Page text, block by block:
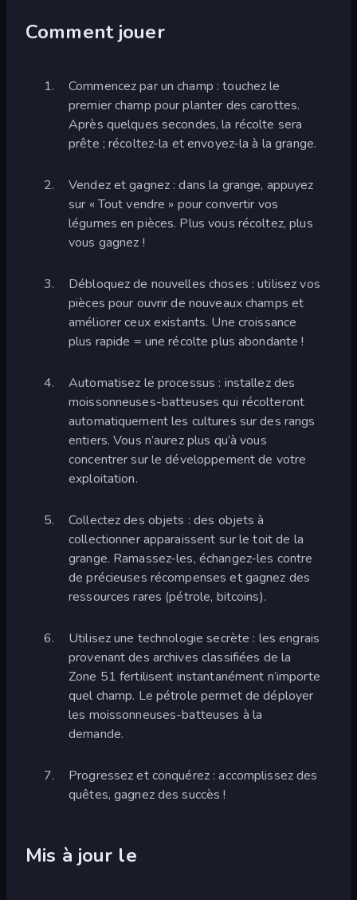
Comment jouer
Commencez par un champ : touchez le
premier champ pour planter des carottes.
Après quelques secondes, la récolte sera
prête ; récoltez-la et envoyez-la à la grange.
Vendez et gagnez : dans la grange, appuyez
sur « Tout vendre » pour convertir vos
légumes en pièces. Plus vous récoltez, plus
vous gagnez !
Débloquez de nouvelles choses : utilisez vos
pièces pour ouvrir de nouveaux champs et
améliorer ceux existants. Une croissance
plus rapide = une récolte plus abondante !
Automatisez le processus : installez des
moissonneuses-batteuses qui récolteront
automatiquement les cultures sur des rangs
entiers. Vous n’aurez plus qu’à vous
concentrer sur le développement de votre
exploitation.
Collectez des objets : des objets à
collectionner apparaissent sur le toit de la
grange. Ramassez-les, échangez-les contre
de précieuses récompenses et gagnez des
ressources rares (pétrole, bitcoins).
Utilisez une technologie secrète : les engrais
provenant des archives classifiées de la
Zone 51 fertilisent instantanément n’importe
quel champ. Le pétrole permet de déployer
les moissonneuses-batteuses à la
demande.
Progressez et conquérez : accomplissez des
quêtes, gagnez des succès !
Mis à jour le